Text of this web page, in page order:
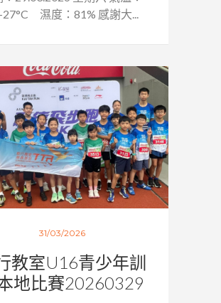
27°C 濕度：81% 感謝大...
31/03/2026
教室U16青少年訓
地比賽20260329